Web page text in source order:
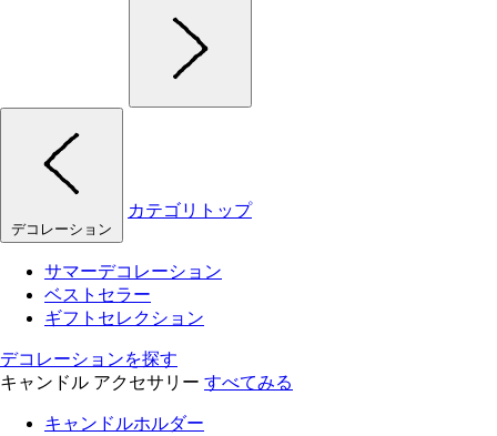
デコレーション
カテゴリトップ
サマーデコレーション
ベストセラー
ギフトセレクション
デコレーションを探す
キャンドル アクセサリー すべてみる
キャンドルホルダー